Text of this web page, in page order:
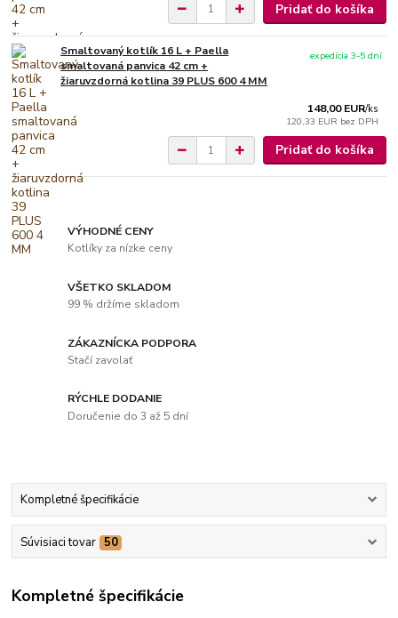
Pridať do košíka
Smaltovaný kotlík 16 L + Paella
smaltovaná panvica 42 cm +
žiaruvzdorná kotlina 39 PLUS 600 4 MM
148,00 EUR/ks
120,33 EUR bez DPH
expedícia 3-5 dní
Pridať do košíka
VÝHODNÉ CENY
Kotlíky za nízke ceny
VŠETKO SKLADOM
99 % držíme skladom
ZÁKAZNÍCKA PODPORA
Stačí zavolať
RÝCHLE DODANIE
Doručenie do 3 až 5 dní
Kompletné špecifikácie
Súvisiaci tovar 50
Kompletné špecifikácie